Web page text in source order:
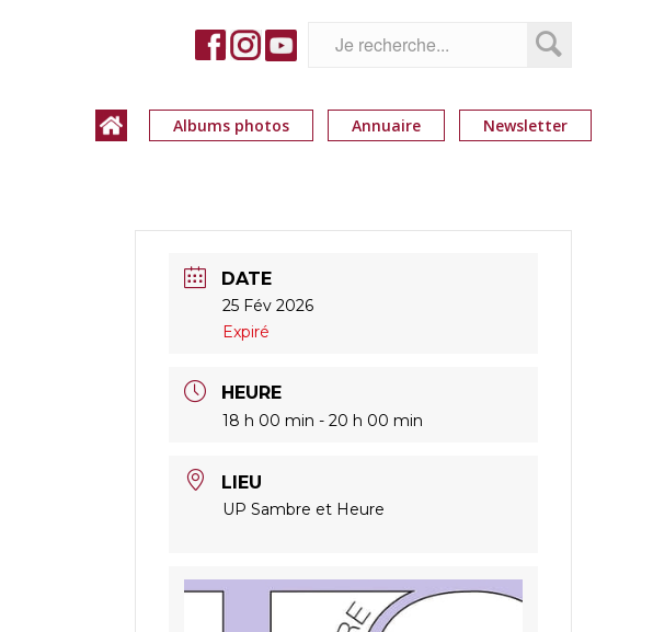
Albums photos Annuaire Newsletter
DATE
25 Fév 2026
Expiré
HEURE
18 h 00 min - 20 h 00 min
LIEU
UP Sambre et Heure